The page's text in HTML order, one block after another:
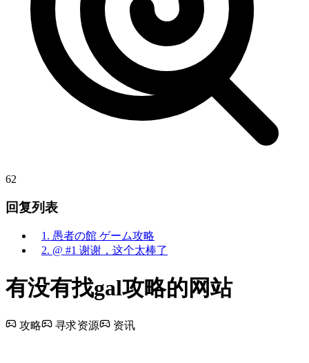
62
回复列表
1. 愚者の館 ゲーム攻略
2. @ #1 谢谢，这个太棒了
有没有找gal攻略的网站
攻略 寻求资源 资讯